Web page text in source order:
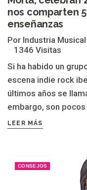
nos comparten
enseñanzas
Por Industria Musical
1346 Visitas
Si ha habido un
escena indie rock
últimos años se
embargo, son pocos
LEER MÁS
CONSEJOS